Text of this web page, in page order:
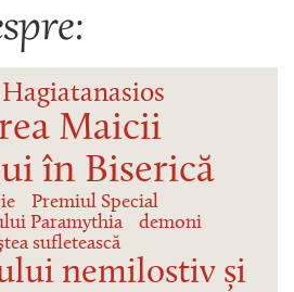
Maicii
în Biserică
Premiul Special
Paramythia
demoni
sufletească
nemilostiv și